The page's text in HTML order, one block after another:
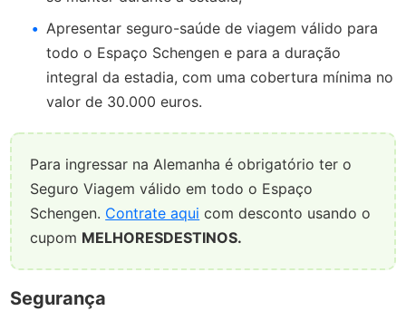
Apresentar seguro-saúde de viagem válido para
todo o Espaço Schengen e para a duração
integral da estadia, com uma cobertura mínima no
valor de 30.000 euros.
Para ingressar na Alemanha é obrigatório ter o
Seguro Viagem válido em todo o Espaço
Schengen. Contrate aqui com desconto usando o
cupom MELHORESDESTINOS.
Segurança